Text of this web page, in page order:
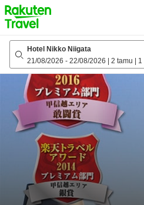
to
top
page
Hotel Nikko Niigata
21/08/2026 - 22/08/2026 2 tamu 1